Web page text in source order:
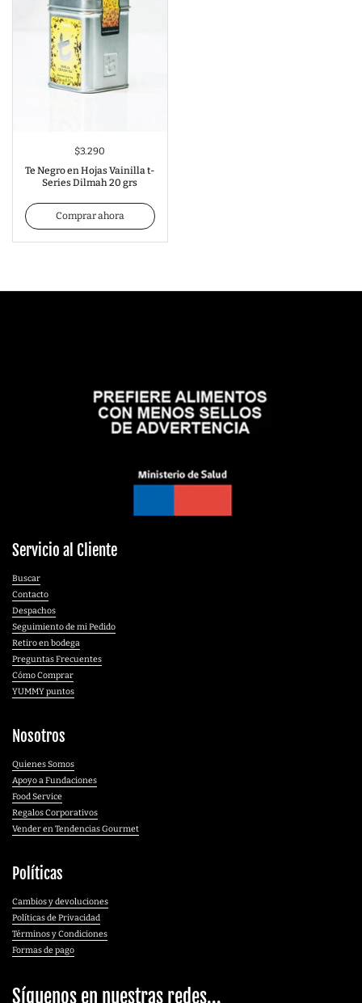
$3.290
Te Negro en Hojas Vainilla t-
Series Dilmah 20 grs
Comprar ahora
Servicio al Cliente
Buscar
Contacto
Despachos
Seguimiento de mi Pedido
Retiro en bodega
Preguntas Frecuentes
Cómo Comprar
YUMMY puntos
Nosotros
Quienes Somos
Apoyo a Fundaciones
Food Service
Regalos Corporativos
Vender en Tendencias Gourmet
Políticas
Cambios y devoluciones
Políticas de Privacidad
Términos y Condiciones
Formas de pago
Síguenos en nuestras redes...